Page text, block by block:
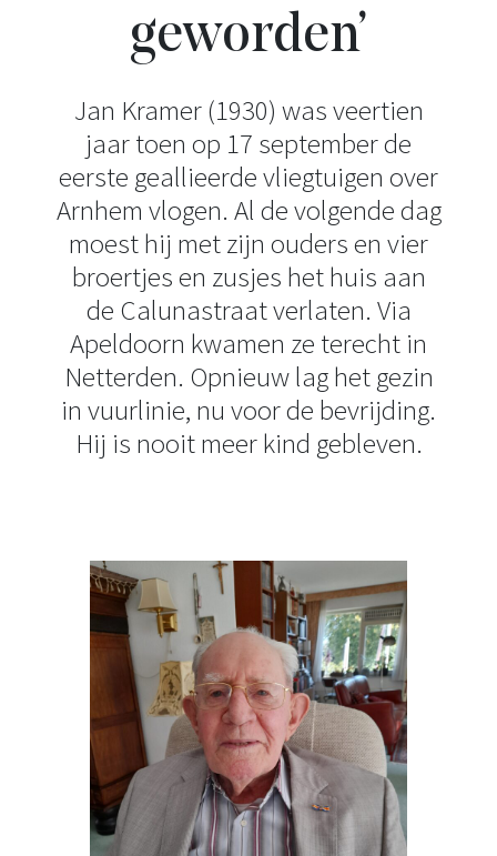
geworden’
Jan Kramer (1930) was veertien
jaar toen op 17 september de
eerste geallieerde vliegtuigen over
Arnhem vlogen. Al de volgende dag
moest hij met zijn ouders en vier
broertjes en zusjes het huis aan
de Calunastraat verlaten. Via
Apeldoorn kwamen ze terecht in
Netterden. Opnieuw lag het gezin
in vuurlinie, nu voor de bevrijding.
Hij is nooit meer kind gebleven.